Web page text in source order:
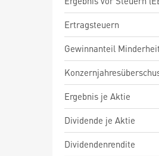
Ertragsteuern
Gewinnanteil
Ergebnis je Aktie
Dividende je Aktie
Dividendenrendite